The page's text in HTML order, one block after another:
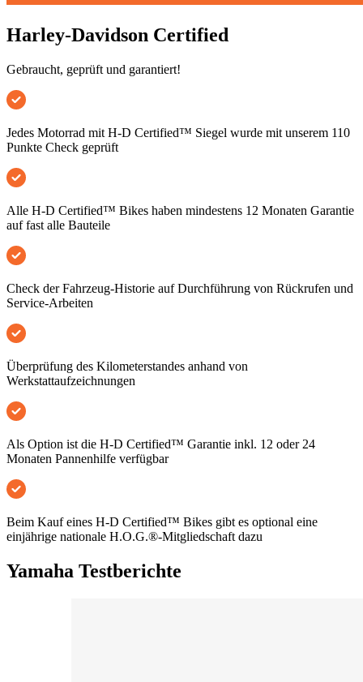
Harley-Davidson Certified
Gebraucht, geprüft und garantiert!
Jedes Motorrad mit H-D Certified™ Siegel wurde mit unserem 110
Punkte Check geprüft
Alle H-D Certified™ Bikes haben mindestens 12 Monaten Garantie
auf fast alle Bauteile
Check der Fahrzeug-Historie auf Durchführung von Rückrufen und
Service-Arbeiten
Überprüfung des Kilometerstandes anhand von
Werkstattaufzeichnungen
Als Option ist die H-D Certified™ Garantie inkl. 12 oder 24
Monaten Pannenhilfe verfügbar
Beim Kauf eines H-D Certified™ Bikes gibt es optional eine
einjährige nationale H.O.G.®-Mitgliedschaft dazu
Yamaha Testberichte